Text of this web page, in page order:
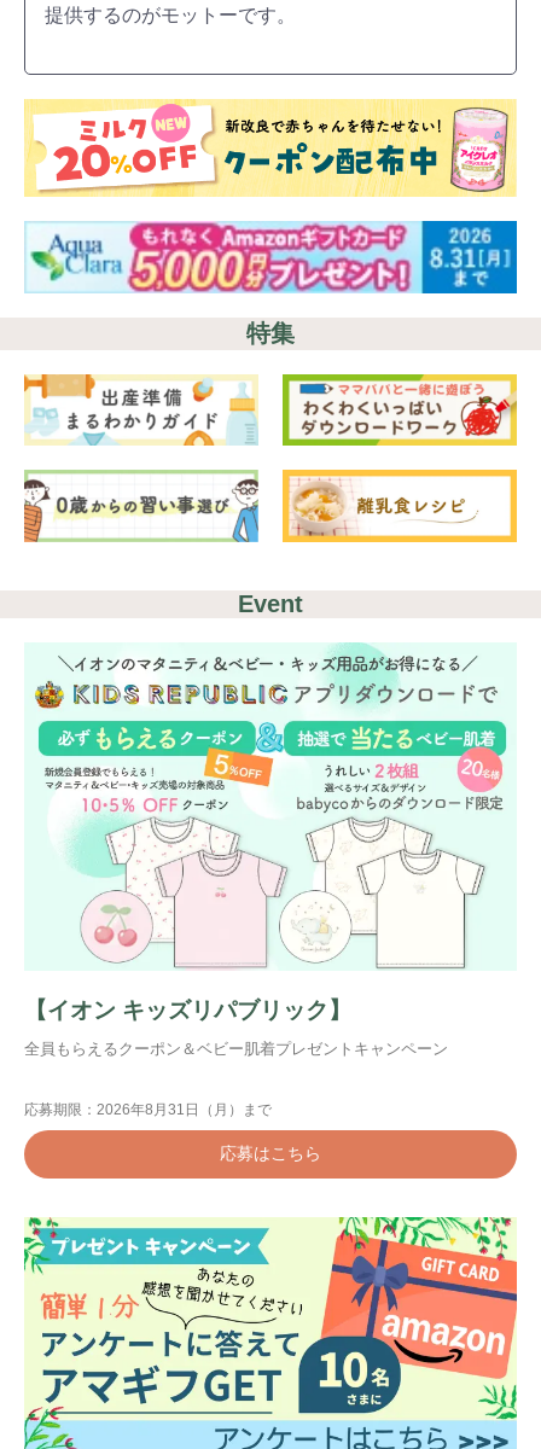
提供するのがモットーです。
特集
Event
【イオン キッズリパブリック】
全員もらえるクーポン＆ベビー肌着プレゼントキャンペーン
応募期限：2026年8月31日（月）まで
応募はこちら
検索
#プレゼント #教育 #0歳
#母乳
#出産準備 #習いごと #発達
#離乳食
プレゼント&
キャンペーン
妊娠&出産 子育て
学び 暮らし